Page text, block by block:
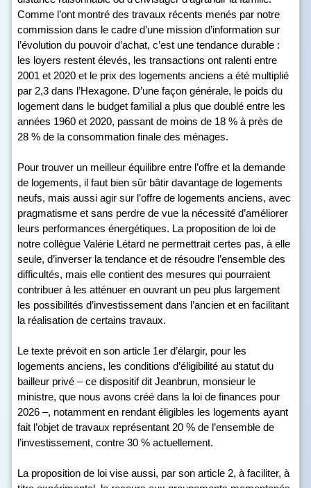
Comme l’ont montré des travaux récents menés par notre
commission dans le cadre d’une mission d’information sur
l’évolution du pouvoir d’achat, c’est une tendance durable :
les loyers restent élevés, les transactions ont ralenti entre
2001 et 2020 et le prix des logements anciens a été multiplié
par 2,3 dans l’Hexagone. D’une façon générale, le poids du
logement dans le budget familial a plus que doublé entre les
années 1960 et 2020, passant de moins de 18 % à près de
28 % de la consommation finale des ménages.
Pour trouver un meilleur équilibre entre l’offre et la demande
de logements, il faut bien sûr bâtir davantage de logements
neufs, mais aussi agir sur l’offre de logements anciens, avec
pragmatisme et sans perdre de vue la nécessité d’améliorer
leurs performances énergétiques. La proposition de loi de
notre collègue Valérie Létard ne permettrait certes pas, à elle
seule, d’inverser la tendance et de résoudre l’ensemble des
difficultés, mais elle contient des mesures qui pourraient
contribuer à les atténuer en ouvrant un peu plus largement
les possibilités d’investissement dans l’ancien et en facilitant
la réalisation de certains travaux.
Le texte prévoit en son article 1er d’élargir, pour les
logements anciens, les conditions d’éligibilité au statut du
bailleur privé – ce dispositif dit Jeanbrun, monsieur le
ministre, que nous avons créé dans la loi de finances pour
2026 –, notamment en rendant éligibles les logements ayant
fait l’objet de travaux représentant 20 % de l’ensemble de
l’investissement, contre 30 % actuellement.
La proposition de loi vise aussi, par son article 2, à faciliter, à